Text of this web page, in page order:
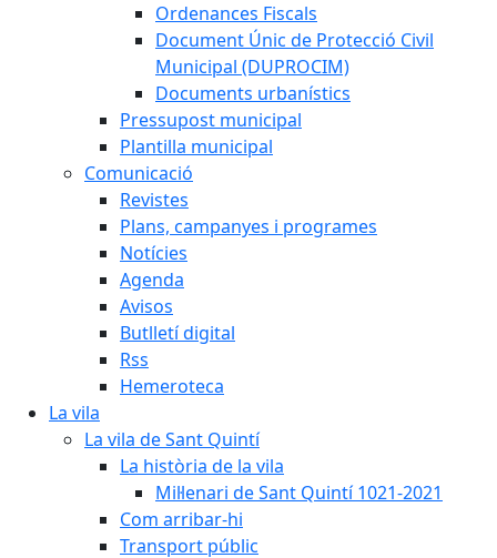
Ordenances Fiscals
Document Únic de Protecció Civil
Municipal (DUPROCIM)
Documents urbanístics
Pressupost municipal
Plantilla municipal
Comunicació
Revistes
Plans, campanyes i programes
Notícies
Agenda
Avisos
Butlletí digital
Rss
Hemeroteca
La vila
La vila de Sant Quintí
La història de la vila
Mil·lenari de Sant Quintí 1021-2021
Com arribar-hi
Transport públic